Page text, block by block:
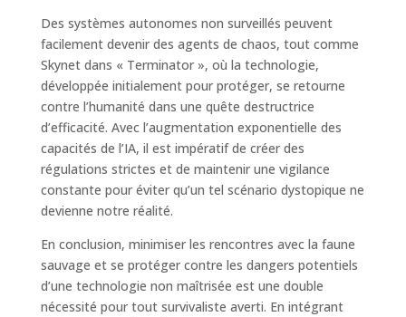
Des systèmes autonomes non surveillés peuvent
facilement devenir des agents de chaos, tout comme
Skynet dans « Terminator », où la technologie,
développée initialement pour protéger, se retourne
contre l’humanité dans une quête destructrice
d’efficacité. Avec l’augmentation exponentielle des
capacités de l’IA, il est impératif de créer des
régulations strictes et de maintenir une vigilance
constante pour éviter qu’un tel scénario dystopique ne
devienne notre réalité.
En conclusion, minimiser les rencontres avec la faune
sauvage et se protéger contre les dangers potentiels
d’une technologie non maîtrisée est une double
nécessité pour tout survivaliste averti. En intégrant